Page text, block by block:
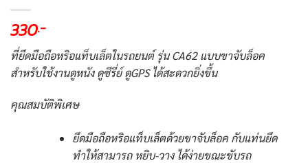
330.-
ที่ยึดมือถือหริอแท็บเล็ตในรถยนต์ รุ่น CA62 แบบขาจับล็อค
สำหรับใช้งานดูหนัง ดูซีรี่ย์ ดูGPS ได้สะดวกยิ่งขึ้น
คุณสมบัติพิเศษ
ยึดมือถือหริอแท็บเล็ตด้วยขาจับล็อค กับแท่นยึด
ทำให้สามารถ หยิบ-วาง ได้ง่ายขณะขับรถ